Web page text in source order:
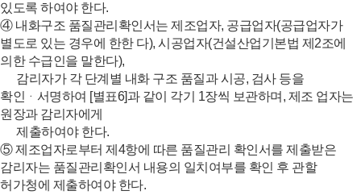
있도록 하여야 한다.
④ 내화구조 품질관리확인서는 제조업자, 공급업자(공급업자가
별도로 있는 경우에 한한 다), 시공업자(건설산업기본법 제2조에
의한 수급인을 말한다),
감리자가 각 단계별 내화 구조 품질과 시공, 검사 등을
확인ᆞ서명하여 [별표6]과 같이 각기 1장씩 보관하며, 제조 업자는
원장과 감리자에게
제출하여야 한다.
⑤ 제조업자로부터 제4항에 따른 품질관리 확인서를 제출받은
감리자는 품질관리확인서 내용의 일치여부를 확인 후 관할
허가청에 제출하여야 한다.